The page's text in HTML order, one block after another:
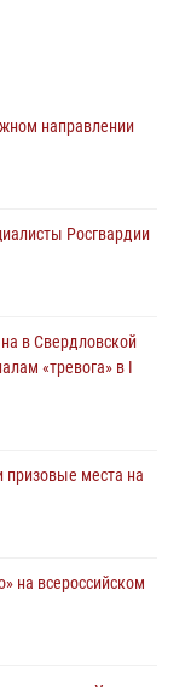
Дня
на южном
телекомпании
направлении
Росгвардии
в Свердловской
«тревога» в I
призовые места на
на всероссийском